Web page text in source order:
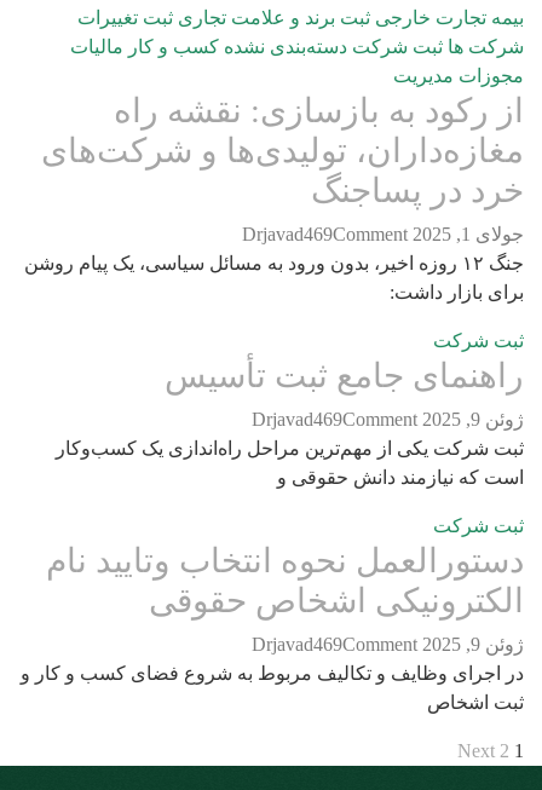
خارجی ثبت برند و علامت تجاری ثبت تغییرات
ها ثبت شرکت دسته‌بندی نشده کسب و کار مالیات
مدیریت
به بازسازی: نقشه راه
تولیدی‌ها و شرکت‌های
در پسا‌جنگ
Drjavad469Comment
جنگ ۱۲ روزه اخیر، بدون ورود به مسائل سیاسی، یک پیام روشن
داشت:
جامع ثبت تأسیس
Drjavad469Comment
یکی از مهم‌ترین مراحل راه‌اندازی یک کسب‌وکار
نیازمند دانش حقوقی و
نحوه انتخاب وتایید نام
اشخاص حقوقی
Drjavad469Comment
وظایف و تکالیف مربوط به شروع فضای کسب و کار و